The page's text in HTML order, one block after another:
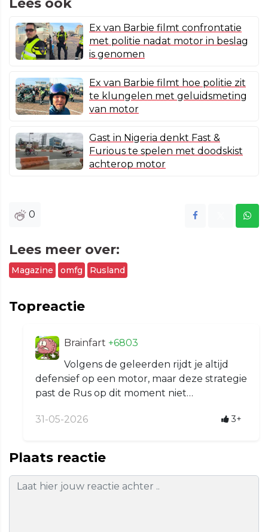
Lees ook
Ex van Barbie filmt confrontatie
met politie nadat motor in beslag
is genomen
Ex van Barbie filmt hoe politie zit
te klungelen met geluidsmeting
van motor
Gast in Nigeria denkt Fast &
Furious te spelen met doodskist
achterop motor
0
Lees meer over:
Magazine omfg Rusland
Topreactie
Brainfart +6803
Volgens de geleerden rijdt je altijd
defensief op een motor, maar deze strategie
past de Rus op dit moment niet…
31-05-2026 3+
Plaats reactie